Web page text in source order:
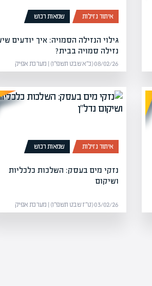
איתור נזילות שמאות רכוש
גילוי הנזילה הסמויה: איך יודעים
נזילה סמויה בבית?
08/02/26 (כ״א שבט תשפ״ו) | מערכת אפיק
איתור נזילות שמאות רכוש
נזקי מים בעסק: השלכות כלכליות
ושיקום
03/02/26 (ט״ז שבט תשפ״ו) | מערכת אפיק